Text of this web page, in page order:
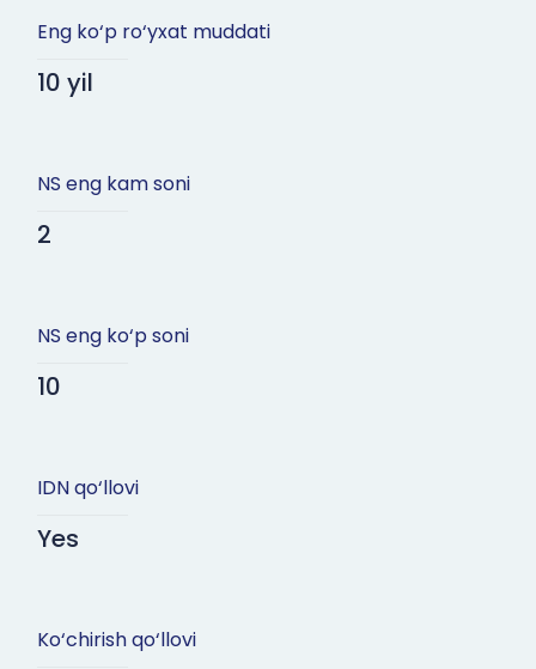
Eng ko‘p ro‘yxat muddati
10 yil
NS eng kam soni
2
NS eng ko‘p soni
10
IDN qo‘llovi
Yes
Ko‘chirish qo‘llovi